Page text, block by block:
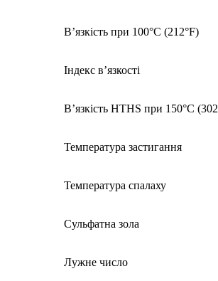
В’язкість при 100°C (212°F)
Індекс в’язкості
В’язкість HTHS при 150°C
Температура застигання
Температура спалаху
Сульфатна зола
Лужне число